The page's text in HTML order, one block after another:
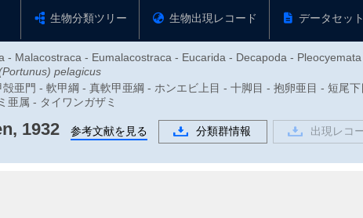
生物分類ツリー 生物出現レコード データセット
Malacostraca - Eumalacostraca - Eucarida - Decapoda -
pelagicus
亜門 - 軟甲綱 - 真軟甲亜綱 - ホンエビ上目 - 十脚目 - 抱卵亜目 - 短尾
亜属 - タイワンガザミ
1932 参考文献を見る 分類群情報 出現レコ